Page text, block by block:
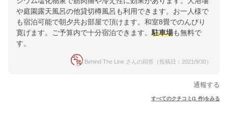
や庭園露天風呂の他貸切樽風呂も利用できます。お一人様で
も宿泊可能で朝夕共お部屋で頂けます。和室8畳でのんびり
寛げます。ご予算内で十分宿泊できます。 駐車場も無料で
す。
Behind The Line さんの回答（投稿日：2021/9/30）
通報する
すべてのクチコミ(1 件)をみる